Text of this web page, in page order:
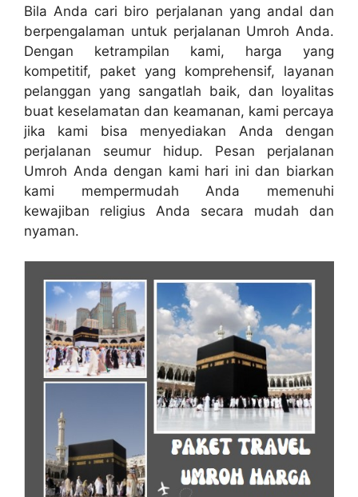
Bila Anda cari biro perjalanan yang andal dan
berpengalaman untuk perjalanan Umroh Anda.
Dengan ketrampilan kami, harga yang
kompetitif, paket yang komprehensif, layanan
pelanggan yang sangatlah baik, dan loyalitas
buat keselamatan dan keamanan, kami percaya
jika kami bisa menyediakan Anda dengan
perjalanan seumur hidup. Pesan perjalanan
Umroh Anda dengan kami hari ini dan biarkan
kami mempermudah Anda memenuhi
kewajiban religius Anda secara mudah dan
nyaman.